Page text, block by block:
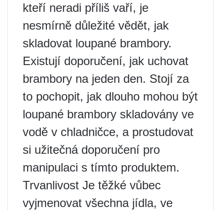
kteří neradi příliš vaří, je
nesmírně důležité vědět, jak
skladovat loupané brambory.
Existují doporučení, jak uchovat
brambory na jeden den. Stojí za
to pochopit, jak dlouho mohou být
loupané brambory skladovány ve
vodě v chladničce, a prostudovat
si užitečná doporučení pro
manipulaci s tímto produktem.
Trvanlivost Je těžké vůbec
vyjmenovat všechna jídla, ve